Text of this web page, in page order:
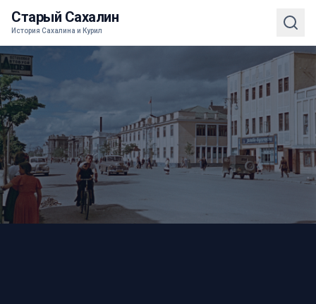
Старый Сахалин
История Сахалина и Курил